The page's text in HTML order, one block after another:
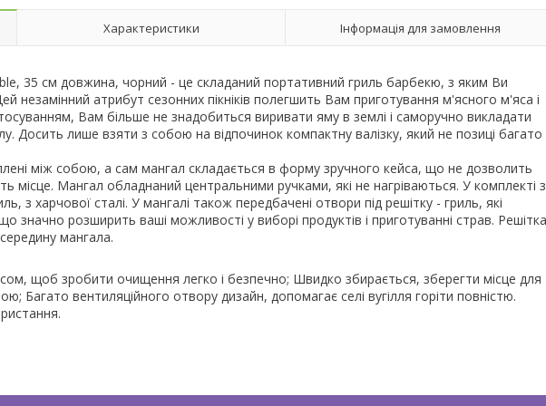
Характеристики Інформація для замовлення
35 см довжина, чорний - це складаний портативний гриль барбекю, з яким Ви
незамінний атрибут сезонних пікніків полегшить Вам приготування м'ясного м'яса і
Вам більше не знадобиться виривати яму в землі і саморучно викладати
Досить лише взяти з собою на відпочинок компактну валізку, який не позиці багато
між собою, а сам мангал складається в форму зручного кейса, що не дозволить
місце. Мангал обладнаний центральними ручками, які не нагріваються. У комплекті з
з харчової сталі. У мангалі також передбачені отвори під решітку - гриль, які
значно розширить ваші можливості у виборі продуктів і приготуванні страв.
мангала.
щоб зробити очищення легко і безпечно; Швидко збирається, зберегти місце для
Багато вентиляційного отвору дизайн, допомагає селі вугілля горіти повністю.